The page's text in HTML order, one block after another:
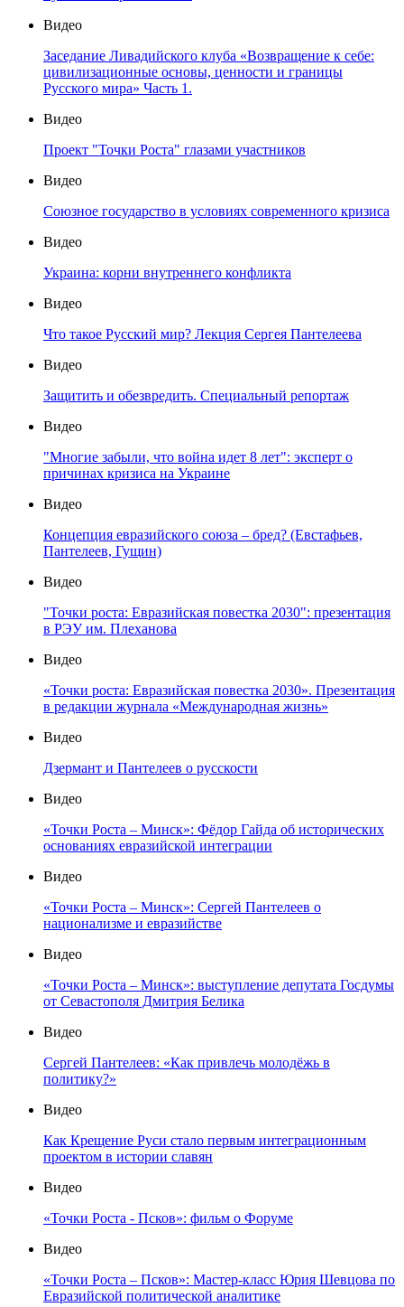
Видео
Заседание Ливадийского клуба «Возвращение к себе:
цивилизационные основы, ценности и границы
Русского мира» Часть 1.
Видео
Проект "Точки Роста" глазами участников
Видео
Союзное государство в условиях современного кризиса
Видео
Украина: корни внутреннего конфликта
Видео
Что такое Русский мир? Лекция Сергея Пантелеева
Видео
Защитить и обезвредить. Специальный репортаж
Видео
"Многие забыли, что война идет 8 лет": эксперт о
причинах кризиса на Украине
Видео
Концепция евразийского союза – бред? (Евстафьев,
Пантелеев, Гущин)
Видео
"Точки роста: Евразийская повестка 2030": презентация
в РЭУ им. Плеханова
Видео
«Точки роста: Евразийская повестка 2030». Презентация
в редакции журнала «Международная жизнь»
Видео
Дзермант и Пантелеев о русскости
Видео
«Точки Роста – Минск»: Фёдор Гайда об исторических
основаниях евразийской интеграции
Видео
«Точки Роста – Минск»: Сергей Пантелеев о
национализме и евразийстве
Видео
«Точки Роста – Минск»: выступление депутата Госдумы
от Севастополя Дмитрия Белика
Видео
Сергей Пантелеев: «Как привлечь молодёжь в
политику?»
Видео
Как Крещение Руси стало первым интеграционным
проектом в истории славян
Видео
«Точки Роста - Псков»: фильм о Форуме
Видео
«Точки Роста – Псков»: Мастер-класс Юрия Шевцова по
Евразийской политической аналитике